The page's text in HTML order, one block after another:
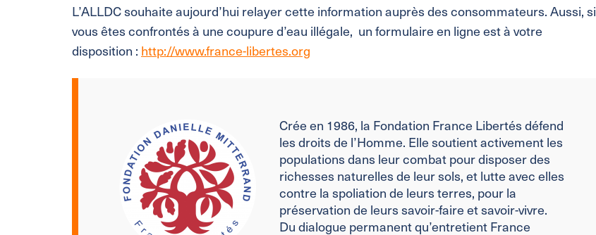
L’ALLDC souhaite aujourd’hui relayer cette information auprès des consommateurs. Aussi, si
vous êtes confrontés à une coupure d’eau illégale, un formulaire en ligne est à votre
disposition : http://www.france-libertes.org
Crée en 1986, la Fondation France Libertés défend
les droits de l’Homme. Elle soutient activement les
populations dans leur combat pour disposer des
richesses naturelles de leur sols, et lutte avec elles
contre la spoliation de leurs terres, pour la
préservation de leurs savoir-faire et savoir-vivre.
Du dialogue permanent qu’entretient France